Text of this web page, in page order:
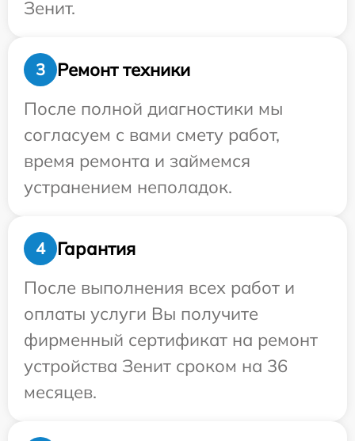
Зенит.
3
Ремонт техники
После полной диагностики мы
согласуем с вами смету работ,
время ремонта и займемся
устранением неполадок.
4
Гарантия
После выполнения всех работ и
оплаты услуги Вы получите
фирменный сертификат на ремонт
устройства Зенит сроком на 36
месяцев.